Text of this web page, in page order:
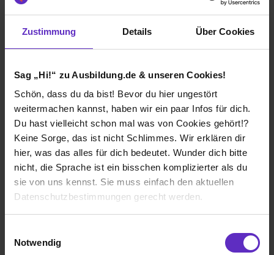
Zustimmung Details Über Cookies
Sag „Hi!“ zu Ausbildung.de & unseren Cookies!
Schön, dass du da bist! Bevor du hier ungestört
weitermachen kannst, haben wir ein paar Infos für dich.
Du hast vielleicht schon mal was von Cookies gehört!?
Keine Sorge, das ist nicht Schlimmes. Wir erklären dir
hier, was das alles für dich bedeutet. Wunder dich bitte
nicht, die Sprache ist ein bisschen komplizierter als du
sie von uns kennst. Sie muss einfach den aktuellen
Datenschutzbestimmungen gerecht werden.
Notwendig
Ich finde, Fachinformatiker/in haben eine gute
Nützliches. Diese Fähigkeiten bringen dich sowohl im
wenn die Klasse mit weniger SchülerInnen ausgestattet
wäre.
Commerzbank AG
Klassische duale Berufsausbildung
Frankfurt am Main
2019
8 Std. pro Tag
Noch in der Ausbildung